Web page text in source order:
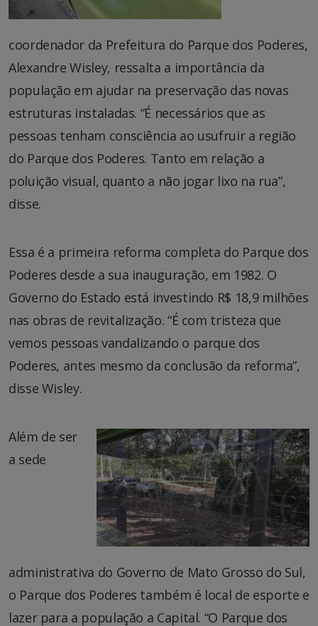
coordenador da Prefeitura do Parque dos Poderes,
Alexandre Wisley, ressalta a importância da
população em ajudar na preservação das novas
estruturas instaladas. “É necessários que as
pessoas tenham consciência ao usufruir a região
do Parque dos Poderes. Tanto em relação a
poluição visual, quanto a não jogar lixo na rua”,
disse.
Essa é a primeira reforma completa do Parque dos
Poderes desde a sua inauguração, em 1982. O
Governo do Estado está investindo R$ 18,9 milhões
nas obras de revitalização. “É com tristeza que
vemos pessoas vandalizando o parque dos
Poderes, antes mesmo da conclusão da reforma”,
disse Wisley.
Além de ser
a sede
administrativa do Governo de Mato Grosso do Sul,
o Parque dos Poderes também é local de esporte e
lazer para a população a Capital. “O Parque dos